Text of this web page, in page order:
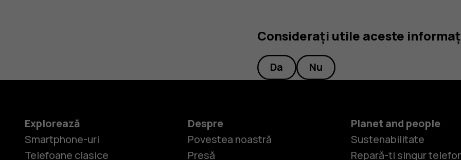
Considerați utile aceste
Da Nu
Explorează
Smartphone-uri
Telefoane clasice
Despre
Povestea noastră
Presă
Planet and people
Sustenabilitate
Repară-ți singur